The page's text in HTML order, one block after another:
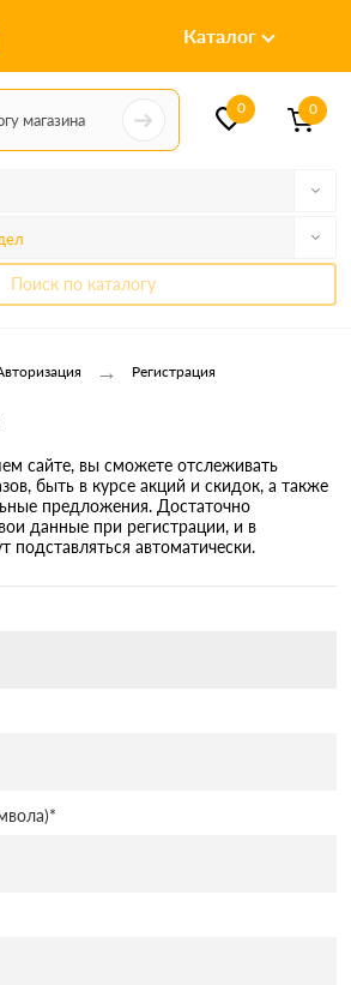
Каталог
0 0
Поиск по каталогу
→ Регистрация
сайте, вы сможете отслеживать
быть в курсе акций и скидок, а также
предложения. Достаточно
данные при регистрации, и в
подставляться автоматически.
*